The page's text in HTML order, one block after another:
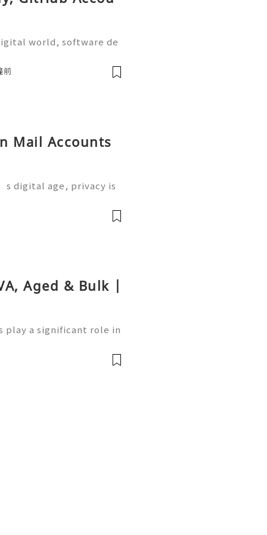
world, software de
most widely used plat
前
Mail Accounts
digital age, privacy is
designed to prot
Aged & Bulk |
play a significant role in
Whether you’re ne